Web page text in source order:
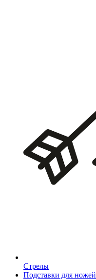
Стрелы
Подставки для ножей